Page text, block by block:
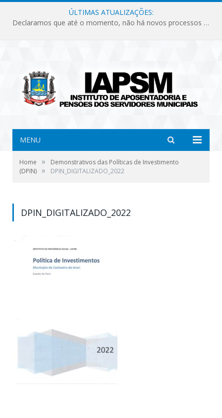
ÚLTIMAS ATUALIZAÇÕES:
Declaramos que até o momento, não há novos processos licitatórios para o Instituto de Previdência no ano de 2026.
MENU
Home »
Demonstrativos das Políticas de Investimento
(DPIN) » DPIN_DIGITALIZADO_2022
DPIN_DIGITALIZADO_2022